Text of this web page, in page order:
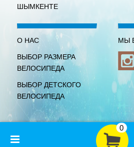
ШЫМКЕНТЕ
О НАС
ВЫБОР РАЗМЕРА
ВЕЛОСИПЕДА
ВЫБОР ДЕТСКОГО
ВЕЛОСИПЕДА
МЫ
0